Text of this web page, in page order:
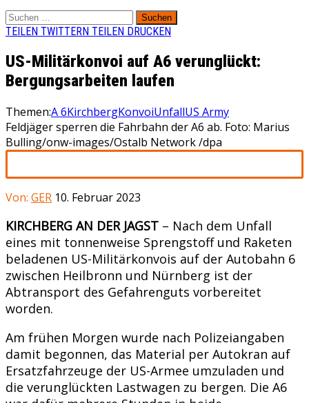
Suchen
nach:
TEILEN TWITTERN TEILEN DRUCKEN
US-Militärkonvoi auf A6 verunglückt:
Bergungsarbeiten laufen
Themen:A 6KirchbergKonvoiUnfallUS Army
Feldjäger sperren die Fahrbahn der A6 ab. Foto: Marius
Bulling/onw-images/Ostalb Network /dpa
Von: GER 10. Februar 2023
KIRCHBERG AN DER JAGST – Nach dem Unfall
eines mit tonnenweise Sprengstoff und Raketen
beladenen US-Militärkonvois auf der Autobahn 6
zwischen Heilbronn und Nürnberg ist der
Abtransport des Gefahrenguts vorbereitet
worden.
Am frühen Morgen wurde nach Polizeiangaben
damit begonnen, das Material per Autokran auf
Ersatzfahrzeuge der US-Armee umzuladen und
die verunglückten Lastwagen zu bergen. Die A6